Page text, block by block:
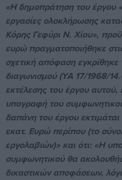
«Η δημοπράτηση του έργου
εργασίες ολοκλήρωσης
Κόρης Γεφύρι Ν. Χίου»,
ευρώ πραγματοποιήθηκε
σχετική απόφαση
διαγωνισμού (ΥΑ 17/1968/
εκτέλεσης του έργου αυτού,
υπογραφή του
δαπάνη του έργου
εκατ. Ευρώ περίπου (το
εργολαβιών)» και ότι: «Η
συμφωνητικού θα
δικαστικών αποφάσεων,